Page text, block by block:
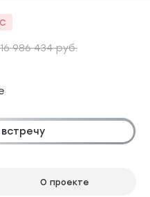
986 434 руб.
О проекте